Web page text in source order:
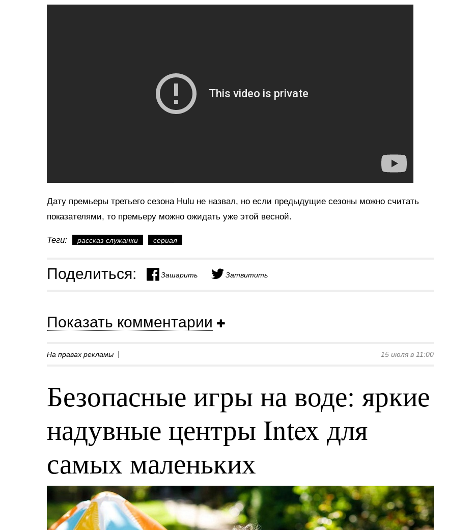
Дату премьеры третьего сезона Hulu не назвал, но если предыдущие сезоны можно считать
показателями, то премьеру можно ожидать уже этой весной.
Теги: рассказ служанки сериал
Поделиться: Зашарить Затвитить
Показать комментарии
На правах рекламы 15 июля в 11:00
Безопасные игры на воде: яркие
надувные центры Intex для
самых маленьких